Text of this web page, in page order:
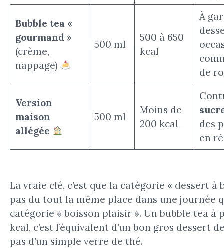
Bubble tea «
gourmand »
(crème,
nappage)
500 ml
500 à 650
kcal
À
de
Version
maison
allégée
500 ml
Moins de
200 kcal
des
en
La vraie clé, c’est que la catégorie « dessert à
pas du tout la même place dans une journée
catégorie « boisson plaisir ». Un bubble tea à
kcal, c’est l’équivalent d’un bon gros dessert
pas d’un simple verre de thé.